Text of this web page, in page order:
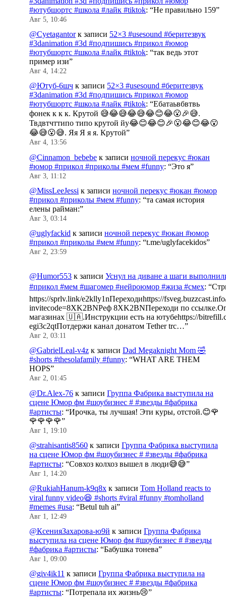
#ютубшортс #школа #лайк #tiktok: “Не правильно 159”
Авг 5, 10:46
@Cyetagantorк записи 52×3 #usesound #беритезвук
#3danimation #3d #подпишись #прикол #юмор
#ютубшортс #школа #лайк #tiktok: “так ведь этот
пример изи”
Авг 4, 14:22
@Ютуб-6шч к записи 52×3 #usesound #беритезвук
#3danimation #3d #подпишись #прикол #юмор
#ютубшортс #школа #лайк #tiktok: “Ебатаьвбвтвь
фонек к к к. Крутой 😅😂😅😂😅😂😊😂😮🎉😅.
Твдвтчттипо типо крутой йу😂😊😂😊🎉😮😂😊😂😮
😂😅😮😅. Яя Я я я. Крутой”
Авг 4, 13:56
@Cinnamon_bebebe к записи ночной перекус #юкан
#юмор #прикол #приколы #мем #funny: “Это я”
Авг 3, 11:12
@MissLeeJessi к записи ночной перекус #юкан #юмор
#прикол #приколы #мем #funny: “та самая история
елены райман:”
Авг 3, 03:14
@uglyfackid к записи ночной перекус #юкан #юмор
#прикол #приколы #мем #funny: “t.me/uglyfacekidos”
Авг 2, 23:59
@Humor553 к записи Уснул на диване а шаги
#прикол #мем #шагомер #нейроюмор #жиза #смех: “
https://sprlv.link/e2klly1nПереходиhttps://
invitecode=8XK2BNРеф 8XK2BNПереходи по
магазинах 🇺🇦.Инструкции есть на ютубеhttps://
egi3c2qtПотдержи канал донатом Tether trc…”
Авг 2, 03:11
@GabrielLeal-v4z к записи Dad Megaknight Mom 🤣
#shorts #thesolafamily #funny: “WHAT ARE THEM
HOPS”
Авг 2, 01:45
@Dr.Alex-76 к записи Группа Фабрика выступила на
сцене Юмор фм #шоубизнес # #звезды #фабрика
#артисты: “Ирочка, ты лучшая! Эти куры, отстой.😊🌹
🌹🌹🌹🌹”
Авг 1, 19:10
@strahisantis8560 к записи Группа Фабрика выступила
на сцене Юмор фм #шоубизнес # #звезды #фабрика
#артисты: “Совхоз колхоз вышел в люди😅😅”
Авг 1, 14:20
@RukiahHanum-k9q8x к записи Tom Holland reacts to
viral funny video😆 #shorts #viral #funny #tomholland
#memes #usa: “Betul tuh ai”
Авг 1, 12:49
@КсенияЗахарова-ю9й к записи Группа Фабрика
выступила на сцене Юмор фм #шоубизнес # #звезды
#фабрика #артисты: “Бабушка тонева”
Авг 1, 09:00
@giv4ik11 к записи Группа Фабрика выступила на
сцене Юмор фм #шоубизнес # #звезды #фабрика
#артисты: “Потрепала их жизнь😢”